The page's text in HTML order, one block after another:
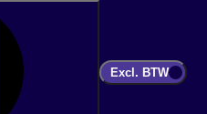
Excl. BTW